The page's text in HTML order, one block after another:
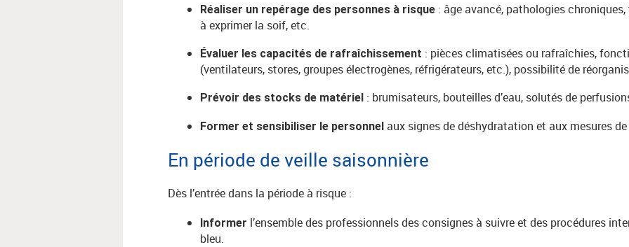
Réaliser un repérage des personnes à risque : âge avancé, pathologies
à exprimer la soif, etc.
Évaluer les capacités de rafraîchissement : pièces climatisées ou rafraîchies,
(ventilateurs, stores, groupes électrogènes, réfrigérateurs, etc.), possibilité de
Prévoir des stocks de matériel : brumisateurs, bouteilles d’eau, solutés de
Former et sensibiliser le personnel aux signes de déshydratation et aux mesures
En période de veille saisonnière
Dès l’entrée dans la période à risque :
Informer l’ensemble des professionnels des consignes à suivre et des procédures
bleu.